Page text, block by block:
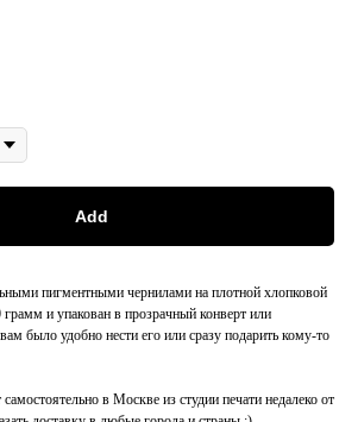
Add
пигментными чернилами на плотной хлопковой
и упакован в прозрачный конверт или
было удобно нести его или сразу подарить кому-то
в Москве из студии печати недалеко от